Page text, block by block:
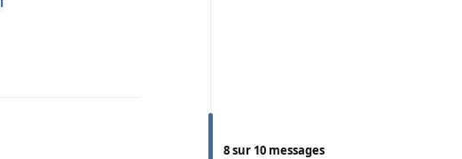
8sur 10 messages